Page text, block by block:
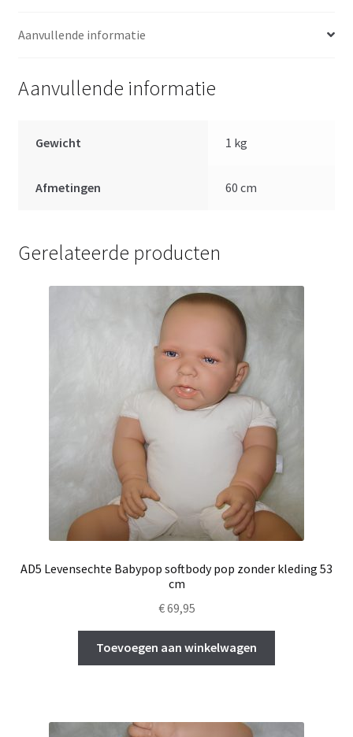
cm
Aanvullende informatie
Aanvullende informatie
Gewicht 1 kg
Afmetingen 60 cm
Gerelateerde producten
AD5 Levensechte Babypop softbody pop zonder kleding 53
cm
€69,95
Toevoegen aan winkelwagen